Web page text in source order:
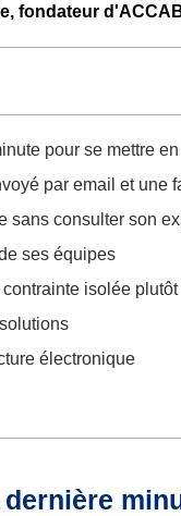
fondateur
pour se mettre
par email et une
sans consulter son
ses équipes
isolée
électronique